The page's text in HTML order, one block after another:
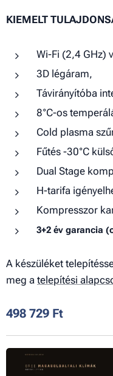
KIEMELT
Wi-Fi (2,4 GHz)
3D légáram,
Távirányítóba
8°C-os
Cold plasma
Fűtés -30°C
Dual Stage
H-tarifa
Kompresszor
3+2 év garancia
A készüléket
meg a telepítési
498 729 Ft